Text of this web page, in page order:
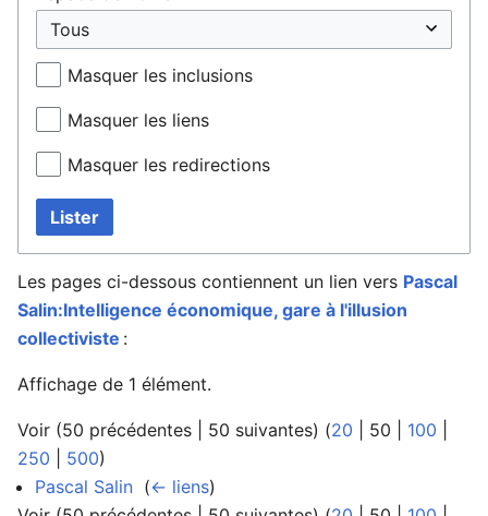
Masquer les inclusions
Masquer les liens
Masquer les redirections
Lister
Les pages ci-dessous contiennent un lien vers Pascal
Salin:Intelligence économique, gare à l'illusion
collectiviste :
Affichage de 1 élément.
Voir (50 précédentes 50 suivantes) (20 50 100
250
500)
Pascal Salin (← liens)